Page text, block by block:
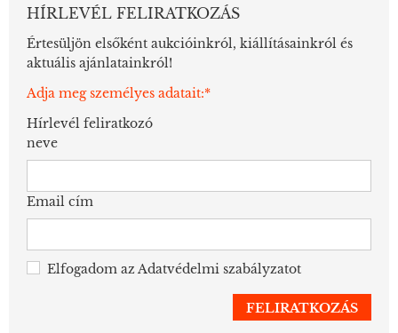
HÍRLEVÉL FELIRATKOZÁS
Értesüljön elsőként aukcióinkról, kiállításainkról és
aktuális ajánlatainkról!
Adja meg személyes adatait:*
Hírlevél feliratkozó
neve
Email cím
Elfogadom azAdatvédelmi szabályzatot